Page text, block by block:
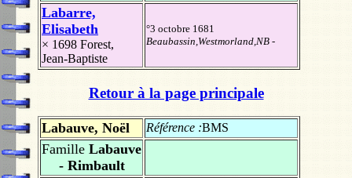
Labarre,
Elisabeth
× 1698 Forest,
Jean-Baptiste
°3 octobre 1681
Beaubassin,Westmorland,NB -
Retour à la page principale
Labauve, Noël Référence :BMS
Famille Labauve
- Rimbault